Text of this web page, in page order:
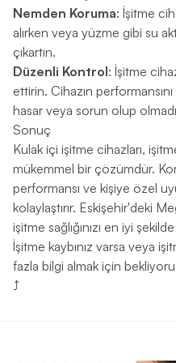
Nemden Koruma: İşitme
alırken veya yüzme gibi su
çıkartın.
Düzenli Kontrol: İşitme
ettirin. Cihazın
hasar veya sorun olup
Sonuç
Kulak içi işitme cihazları,
mükemmel bir çözümdür.
performansı ve kişiye özel
kolaylaştırır. Eskişehir'deki
işitme sağlığınızı en iyi
İşitme kaybınız varsa veya
fazla bilgi almak için
⤴